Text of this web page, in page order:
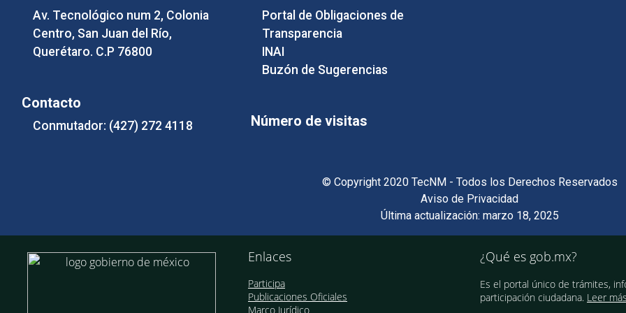
Av. Tecnológico num 2, Colonia
Centro, San Juan del Río,
Querétaro. C.P 76800
Contacto
Conmutador: (427) 272 4118
Portal de Obligaciones de
Transparencia
INAI
Buzón de Sugerencias
Número de visitas
© Copyright 2020 TecNM - Todos los Derechos Reservados
Aviso de Privacidad
Última actualización: marzo 18, 2025
Enlaces
Participa
Publicaciones Oficiales
Marco Jurídico
¿Qué es gob.mx?
Es el portal único de trámites,
participación ciudadana. Leer más